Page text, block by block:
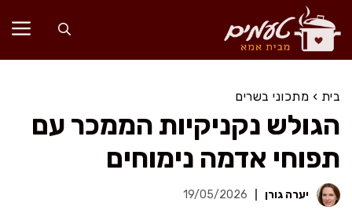
לדלג
לתוכן
בית › מתכוני בשרים
הגולש נקניקיות הממכר עם
תפוחי אדמה נימוחים
יערה גורן 19/05/2026